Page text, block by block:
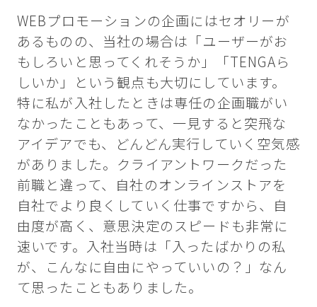
WEBプロモーションの企画にはセオリーが
あるものの、当社の場合は「ユーザーがお
もしろいと思ってくれそうか」「TENGAら
しいか」という観点も大切にしています。
特に私が入社したときは専任の企画職がい
なかったこともあって、一見すると突飛な
アイデアでも、どんどん実行していく空気感
がありました。クライアントワークだった
前職と違って、自社のオンラインストアを
自社でより良くしていく仕事ですから、自
由度が高く、意思決定のスピードも非常に
速いです。入社当時は「入ったばかりの私
が、こんなに自由にやっていいの？」なん
て思ったこともありました。